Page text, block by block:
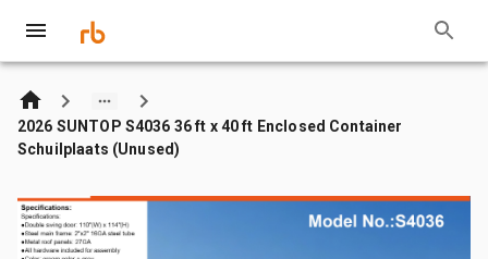
2026 SUNTOP S4036 36 ft x 40 ft Enclosed Container
Schuilplaats (Unused)